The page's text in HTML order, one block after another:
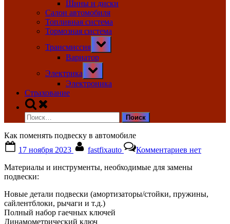
Шины и диски
Салон автомобиля
Топливная система
Тормозная система
Трансмиссия
Toggle
sub-
menu
Вариатор
Электрика
Toggle
sub-
menu
Электроника
Страхование
Toggle
search
form
Найти:
Как поменять подвеску в автомобиле
on
17 ноября 2023 fastfixauto Комментариевзаписи
поменять
автомобиле
нет
Материалы и инструменты, необходимые для замены
подвески:
Новые детали подвески (амортизаторы/стойки, пружины,
сайлентблоки, рычаги и т.д.)
Полный набор гаечных ключей
Динамометрический ключ